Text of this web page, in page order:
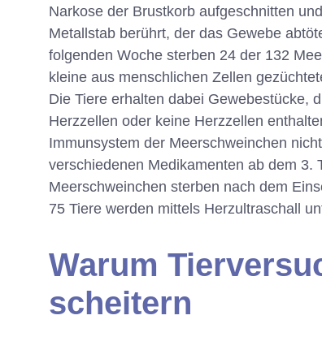
Narkose der Brustkorb aufgeschnitten
Metallstab berührt, der das Gewebe
folgenden Woche sterben 24 der 132
kleine aus menschlichen Zellen
Die Tiere erhalten dabei Gewebestücke,
Herzzellen oder keine Herzzellen
Immunsystem der Meerschweinchen
verschiedenen Medikamenten ab dem 3.
Meerschweinchen sterben nach dem
75 Tiere werden mittels Herzultraschall
Warum
scheitern